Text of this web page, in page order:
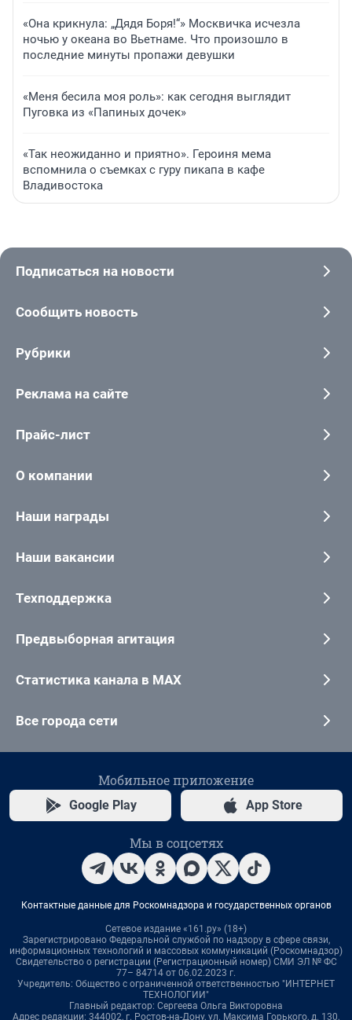
«Она крикнула: „Дядя Боря!“» Москвичка исчезла
ночью у океана во Вьетнаме. Что произошло в
последние минуты пропажи девушки
«Меня бесила моя роль»: как сегодня выглядит
Пуговка из «Папиных дочек»
«Так неожиданно и приятно». Героиня мема
вспомнила о съемках с гуру пикапа в кафе
Владивостока
Подписаться на новости
Сообщить новость
Рубрики
Реклама на сайте
Прайс-лист
О компании
Наши награды
Наши вакансии
Техподдержка
Предвыборная агитация
Статистика канала в MAX
Все города сети
Мобильное приложение
Google Play App Store
Мы в соцсетях
Контактные данные для Роскомнадзора и государственных органов
Сетевое издание «161.ру» (18+)
Зарегистрировано Федеральной службой по надзору в сфере связи,
информационных технологий и массовых коммуникаций (Роскомнадзор)
Свидетельство о регистрации (Регистрационный номер) СМИ ЭЛ № ФС
77– 84714 от 06.02.2023 г.
Учредитель: Общество с ограниченной ответственностью "ИНТЕРНЕТ
ТЕХНОЛОГИИ"
Главный редактор: Сергеева Ольга Викторовна
Адрес редакции: 344002, г. Ростов-на-Дону, ул. Максима Горького, д. 130,